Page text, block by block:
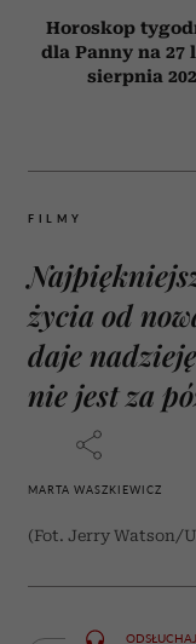
Bachleda-
Roznerski
obejrzysz na
dla Panny na 27
sierpnia
życia od